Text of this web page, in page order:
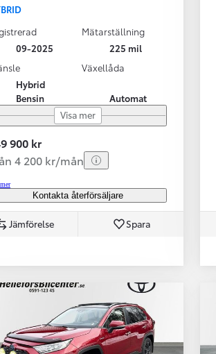
09-2025
Mätarställning
225 mil
Hybrid
Bensin
Växellåda
Automat
Visa mer
900 kr
4 200 kr/mån
Kontakta återförsäljare
Jämförelse Spara